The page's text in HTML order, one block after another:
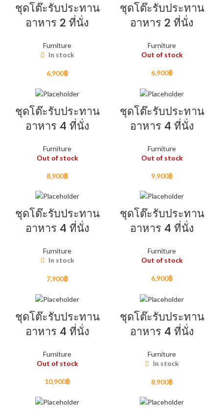
ชุดโต๊ะรับประทาน
อาหาร 2 ที่นั่ง
Furniture
In stock
6,900฿
ชุดโต๊ะรับประทาน
อาหาร 2 ที่นั่ง
Furniture
Out of stock
6,900฿
ชุดโต๊ะรับประทาน
อาหาร 4 ที่นั่ง
Furniture
Out of stock
8,900฿
ชุดโต๊ะรับประทาน
อาหาร 4 ที่นั่ง
Furniture
Out of stock
9,900฿
ชุดโต๊ะรับประทาน
อาหาร 4 ที่นั่ง
Furniture
In stock
7,900฿
ชุดโต๊ะรับประทาน
อาหาร 4 ที่นั่ง
Furniture
Out of stock
6,900฿
ชุดโต๊ะรับประทาน
อาหาร 4 ที่นั่ง
Furniture
Out of stock
10,900฿
ชุดโต๊ะรับประทาน
อาหาร 4 ที่นั่ง
Furniture
In stock
8,900฿